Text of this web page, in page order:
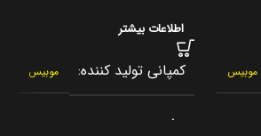
موبیس
اطلاعات بیشتر
کمپانی تولید کننده موبیس
برند